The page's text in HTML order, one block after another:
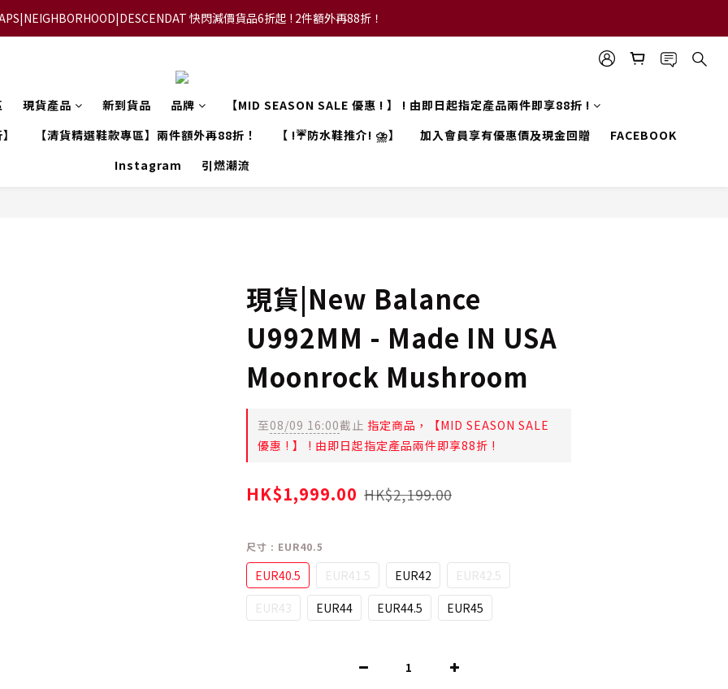
【FLASH SALE 兩件指定現貨產品即享88折】
快閃減價貨品6折起 ! 2件額外再88折！
現貨產品 新到貨品 品牌
【MID SEASON SALE 優惠 ! 】 ! 由即日起指定產品兩件即享88折 !
【清貨精選鞋款專區】兩件額外再88折！ 【 !☔防水鞋推介! ⛈️】 加入會員享有優惠價及現金回贈
FACEBOOK
Instagram
引燃潮流
現貨|New Balance
U992MM - Made IN USA
Moonrock Mushroom
至08/09 16:00截止 指定商品，【MID SEASON SALE
優惠 ! 】 ! 由即日起指定產品兩件即享88折 !
HK$1,999.00 HK$2,199.00
尺寸 : EUR40.5
EUR40.5 EUR41.5 EUR42
EUR42.5
EUR43
EUR44 EUR44.5 EUR45